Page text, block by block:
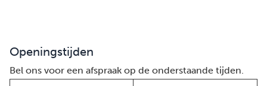
Openingstijden
Bel ons voor een afspraak op de onderstaande tijden.